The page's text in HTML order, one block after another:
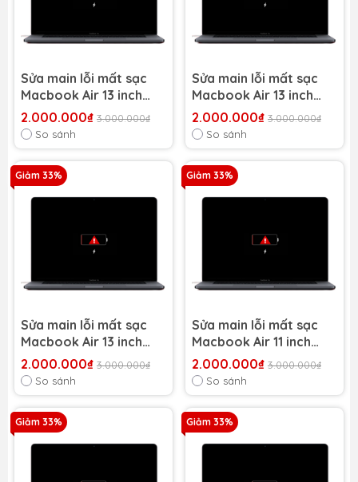
Sửa main lỗi mất sạc
Macbook Air 13 inch
2017 A1466
2.000.000₫ 3.000.000₫
So sánh
Sửa main lỗi mất sạc
Macbook Air 13 inch
2016 A1466
2.000.000₫ 3.000.000₫
So sánh
Giảm 33%
Sửa main lỗi mất sạc
Macbook Air 13 inch
2015 A1466
2.000.000₫ 3.000.000₫
So sánh
Giảm 33%
Sửa main lỗi mất sạc
Macbook Air 11 inch
2015 (A1465/ A1370)
2.000.000₫ 3.000.000₫
So sánh
Giảm 33% Giảm 33%